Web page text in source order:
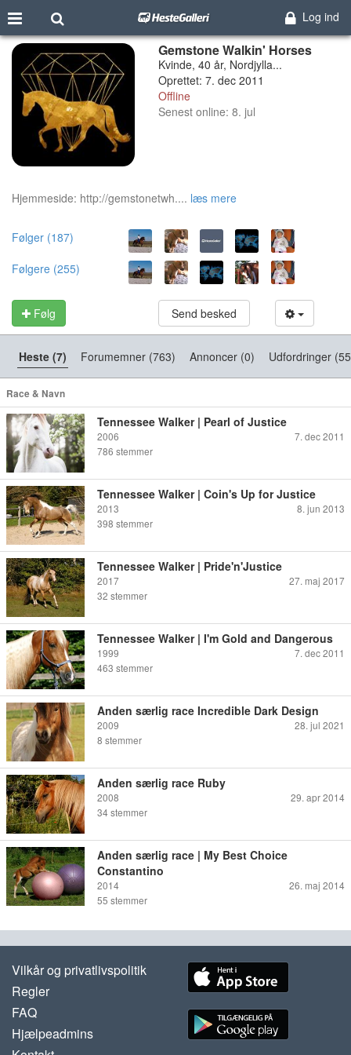
Log ind
Gemstone Walkin' Horses
Kvinde, 40 år, Nordjylla...
Oprettet: 7. dec 2011
Offline
Senest online: 8. jul
Hjemmeside: http://gemstonetwh.... læs mere
Følger (187)
Følgere (255)
Følg Send besked
Heste (7) Forumemner (763) Annoncer (0) Udfordringer
Race & Navn
Tennessee Walker | Pearl of Justice
2006
7. dec 2011
786 stemmer
Tennessee Walker | Coin's Up for Justice
2013
8. jun 2013
398 stemmer
Tennessee Walker | Pride'n'Justice
2017
27. maj 2017
32 stemmer
Tennessee Walker | I'm Gold and Dangerous
1999
7. dec 2011
463 stemmer
Anden særlig race Incredible Dark Design
2009
28. jul 2021
8 stemmer
Anden særlig race Ruby
2008
29. apr 2014
34 stemmer
Anden særlig race | My Best Choice
Constantino
2014
26. maj 2014
55 stemmer
Vilkår og privatlivspolitik
Regler
FAQ
Hjælpeadmins